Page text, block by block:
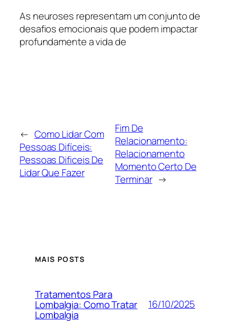
As neuroses representam um conjunto de
desafios emocionais que podem impactar
profundamente a vida de
← Como Lidar Com
Pessoas Difíceis:
Pessoas Dificeis De
Lidar Que Fazer
Fim De
Relacionamento:
Relacionamento
Momento Certo De
Terminar →
MAIS POSTS
Tratamentos Para
Lombalgia: Como Tratar
Lombalgia
16/10/2025